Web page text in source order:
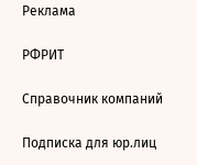
Реклама
РФРИТ
Справочник компаний
Подписка для юр.лиц